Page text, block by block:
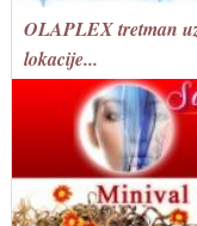
OLAPLEX tretman
lokacije...